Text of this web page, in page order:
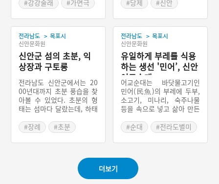
다. 원래 여성들의 가무놀이
인 강강술래가 이곳에서는
젊은 남녀의 강강술래로 나
타난다는 것이 특징이다.
#강강술래
#가면극
#전라남도민속놀이
제의를 지낸다. 주민들은 마
을 산에 위치한 상당을 당산
할아버지가 기거하는 것으
로 여기고 있으며 하당의 팽
나무를 할아버지의 부인인
당산할머니 신으로 여긴다.
마을 주민들은 이들 신에게
제의를 지내면 마을이 늘 요
롭고 나쁜 것으로부터 보호
를 해준다고 믿는다. 제의를
지내기 전에 우선 제의를 주
관할 제주(祭主)를 선정한
다. 제의에 들어가는 비용은
마을의 공동기금으로 충당
한다. 제의에 쓰이는 제물에
는 소머리가 반드시 올라가
백설기, 과일 등이다.제의는
상당제부터 시작된다. 그런
다음 주민들을 대상으로 소
#당제
#신안
전라남도 > 목포시
신안문화원
신안군 섬의 초분, 익
상장과 구토롱
전라남도 신안군에서는 20
00년대까지 초분 풍습을 찾
아볼 수 있었다. 초분의 형
태는 섬마다 달랐는데, 하태
우고 연결하여 관을 올리는
익상장으로 치뤄졌고, 도초
도, 비금도, 우이도에선 돌
마름을 올리는 석단장으로
치러졌다. 구토롱이라고 하
여 이엉 대신 흙을 올리는
#장례
#초분
전라남도 > 목포시
신안문화원
유일하게 부레를 식용
하는 생선 '민어’, 신안
어교순대
어교순대는 바닷물고기인
민어(民魚)의 부레에 두부,
소고기, 미나리, 숙주나물
등을 속으로 넣고 삶아 만든
식이다. 민어의 부레는 민어
의 부위 중에서 가장 쫄깃한
식감과 미각을 자극하는 맛
#순대
#전라도별미
더보기